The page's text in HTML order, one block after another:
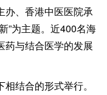
办、香港中医医院承
”为主题。近400名海
药与结合医学的发展
结合的形式举行。